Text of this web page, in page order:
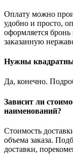
Оплату можно
удобно и просто,
оформляется
заказанную
Нужны
Да, конечно.
Зависит ли
наименований?
Стоимость
объема заказа.
доставки,